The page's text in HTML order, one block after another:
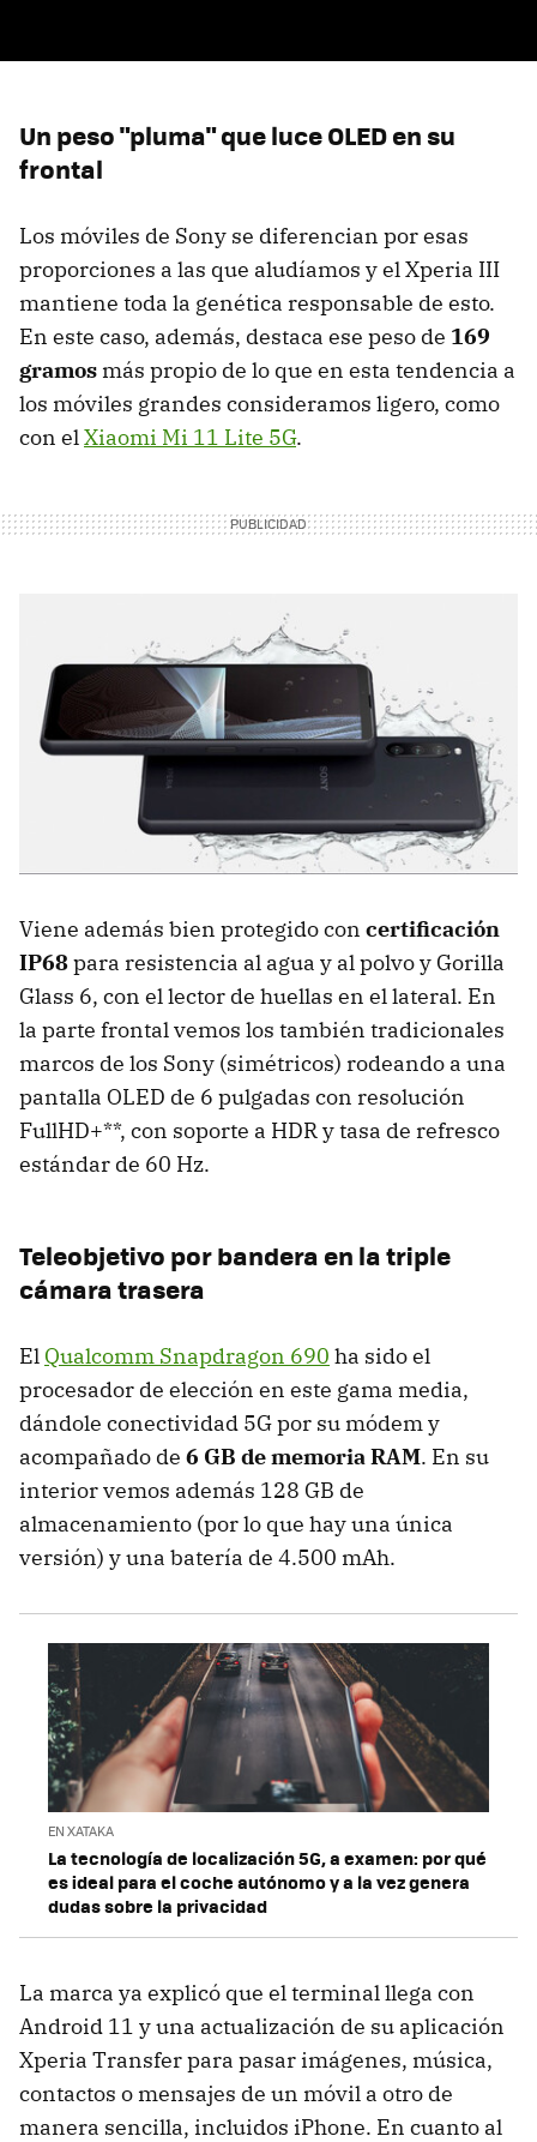
Un peso "pluma" que luce OLED en su
frontal
Los móviles de Sony se diferencian por esas
proporciones a las que aludíamos y el Xperia III
mantiene toda la genética responsable de esto.
En este caso, además, destaca ese peso de 169
gramos más propio de lo que en esta tendencia a
los móviles grandes consideramos ligero, como
con el Xiaomi Mi 11 Lite 5G.
Viene además bien protegido con certificación
IP68para resistencia al agua y al polvo y Gorilla
Glass 6, con el lector de huellas en el lateral. En
la parte frontal vemos los también tradicionales
marcos de los Sony (simétricos) rodeando a una
pantalla OLED de 6 pulgadas con resolución
FullHD+**, con soporte a HDR y tasa de refresco
estándar de 60 Hz.
Teleobjetivo por bandera en la triple
cámara trasera
El Qualcomm Snapdragon 690 ha sido el
procesador de elección en este gama media,
dándole conectividad 5G por su módem y
acompañado de 6 GB de memoria RAM. En su
interior vemos además 128 GB de
almacenamiento (por lo que hay una única
versión) y una batería de 4.500 mAh.
EN XATAKA
La tecnología de localización 5G, a examen: por qué
es ideal para el coche autónomo y a la vez genera
dudas sobre la privacidad
La marca ya explicó que el terminal llega con
Android 11 y una actualización de su aplicación
Xperia Transfer para pasar imágenes, música,
contactos o mensajes de un móvil a otro de
manera sencilla, incluidos iPhone. En cuanto al